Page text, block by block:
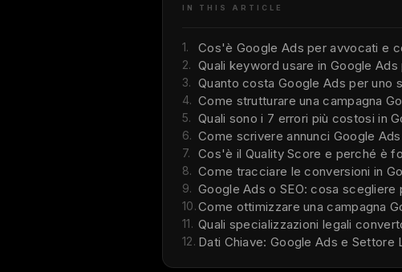
IN THIS ARTICLE
1. Cos'è Google Ads per avvocati e
2. Quali keyword usare in Google
3. Quanto costa Google Ads per uno
4. Come strutturare una campagna
5. Quali sono i 7 errori più costosi in
6. Come scrivere annunci Google
7. Cos'è il Quality Score e perché è
8. Come tracciare le conversioni in
9. Google Ads o SEO: cosa scegliere
10.Come ottimizzare una campagna
11. Quali specializzazioni legali
12. Dati Chiave: Google Ads e Settore